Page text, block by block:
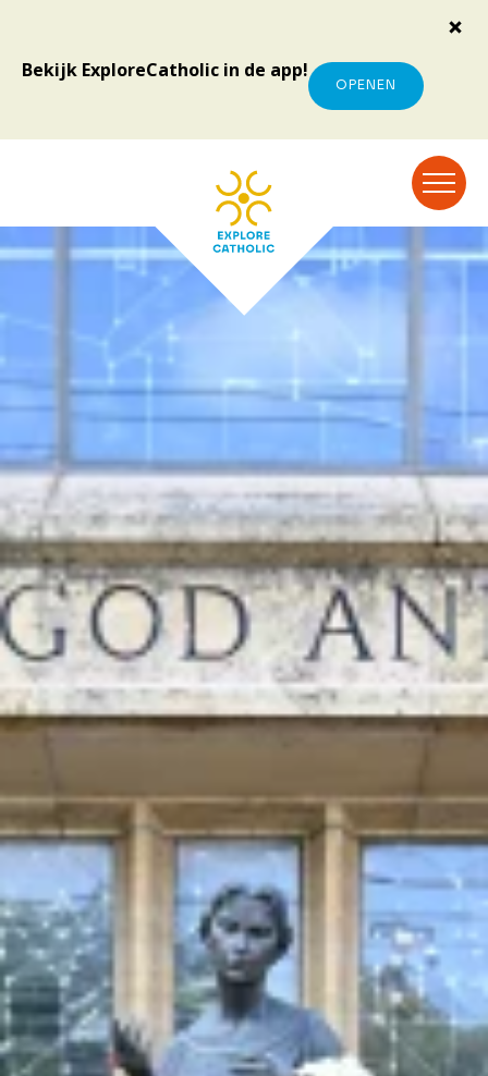
Bekijk ExploreCatholic in de app!
OPENEN